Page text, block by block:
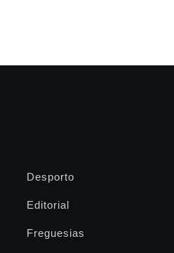
Desporto
Editorial
Freguesias